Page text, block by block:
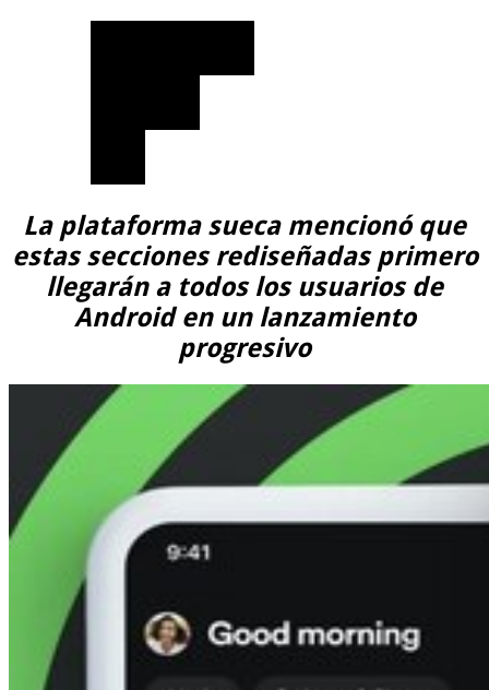
La plataforma sueca mencionó que
estas secciones rediseñadas primero
llegarán a todos los usuarios de
Android en un lanzamiento
progresivo